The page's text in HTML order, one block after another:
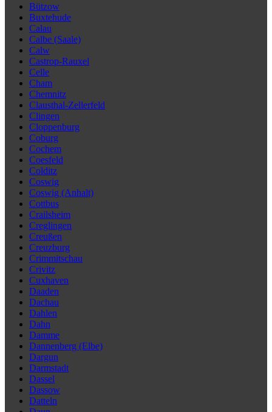
Bützow
Buxtehude
Calau
Calbe (Saale)
Calw
Castrop-Rauxel
Celle
Cham
Chemnitz
Clausthal-Zellerfeld
Clingen
Cloppenburg
Coburg
Cochem
Coesfeld
Colditz
Coswig
Coswig (Anhalt)
Cottbus
Crailsheim
Creglingen
Creußen
Creuzburg
Crimmitschau
Crivitz
Cuxhaven
Daaden
Dachau
Dahlen
Dahn
Damme
Dannenberg (Elbe)
Dargun
Darmstadt
Dassel
Dassow
Datteln